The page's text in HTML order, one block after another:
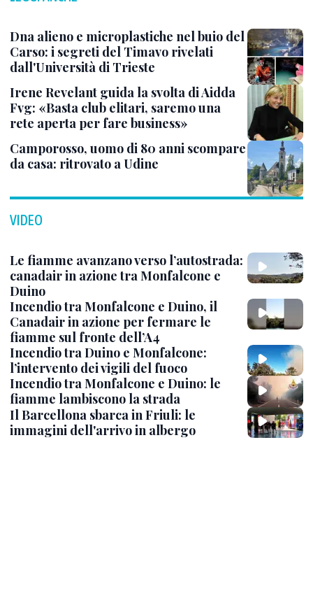
Dna alieno e microplastiche nel buio del
Carso: i segreti del Timavo rivelati
dall'Università di Trieste
Irene Revelant guida la svolta di Aidda
Fvg: «Basta club elitari, saremo una
rete aperta per fare business»
Camporosso, uomo di 80 anni scompare
da casa: ritrovato a Udine
VIDEO
Le fiamme avanzano verso l’autostrada:
canadair in azione tra Monfalcone e
Duino
Incendio tra Monfalcone e Duino, il
Canadair in azione per fermare le
fiamme sul fronte dell’A4
Incendio tra Duino e Monfalcone:
l’intervento dei vigili del fuoco
Incendio tra Monfalcone e Duino: le
fiamme lambiscono la strada
Il Barcellona sbarca in Friuli: le
immagini dell'arrivo in albergo